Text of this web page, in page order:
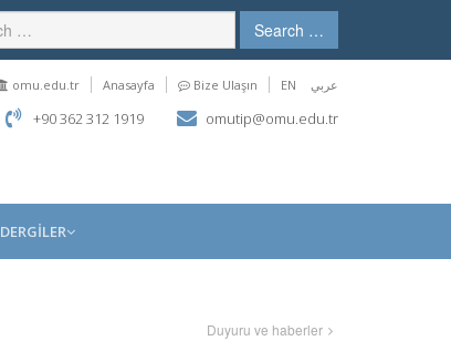
Search …
omu.edu.tr Anasayfa Bize Ulaşın EN عربي
+90 362 312 1919 omutip@omu.edu.tr
DERGİLER
Duyuru ve haberler